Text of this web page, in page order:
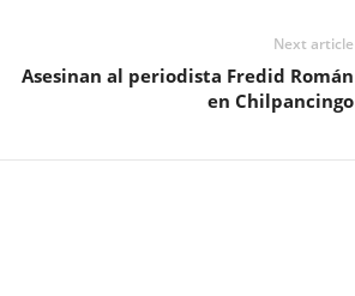
Next article
Asesinan al periodista Fredid Román
en Chilpancingo